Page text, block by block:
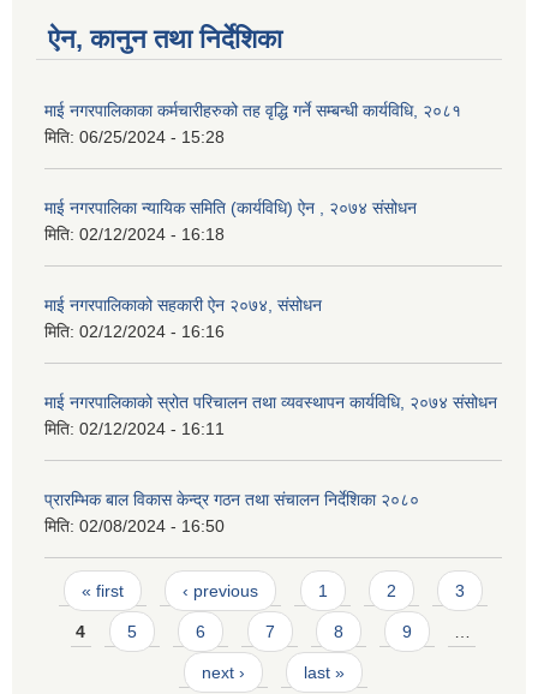
ऐन, कानुन तथा निर्देशिका
माई नगरपालिकाका कर्मचारीहरुको तह वृद्धि गर्ने सम्बन्धी कार्यविधि, २०८१
मिति: 06/25/2024 - 15:28
माई नगरपालिका न्यायिक समिति (कार्यविधि) ऐन , २०७४ संसोधन
मिति: 02/12/2024 - 16:18
माई नगरपालिकाको सहकारी ऐन २०७४, संसोधन
मिति: 02/12/2024 - 16:16
माई नगरपालिकाको स्रोत परिचालन तथा व्यवस्थापन कार्यविधि, २०७४ संसोधन
मिति: 02/12/2024 - 16:11
प्रारम्भिक बाल विकास केन्द्र गठन तथा संचालन निर्देशिका २०८०
मिति: 02/08/2024 - 16:50
Pages
« first ‹ previous 1 2 3
4 5 6 7 8 9 …
next › last »